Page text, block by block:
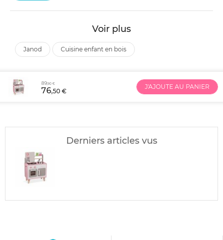
Voir plus
janod cuisine enfant en bois
89,90 €
76,50 €
J'AJOUTE AU PANIER
Derniers articles vus